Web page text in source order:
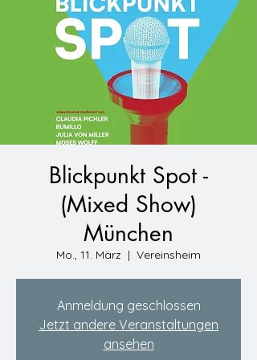
Blickpunkt Spot -
(Mixed Show)
München
Mo., 11. März
  |
Vereinsheim
Anmeldung geschlossen
Jetzt andere Veranstaltungen
ansehen